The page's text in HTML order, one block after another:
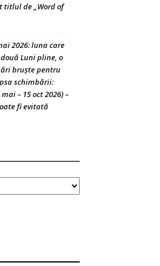
titlul de „Word of
2026: luna care
Luni pline, o
bruște pentru
schimbării:
– 15 oct 2026) –
fi evitată